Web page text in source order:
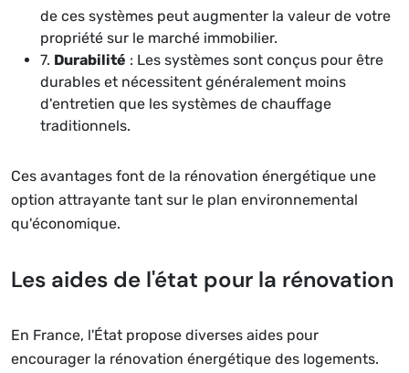
de ces systèmes peut augmenter la valeur de votre
propriété sur le marché immobilier.
7. Durabilité : Les systèmes sont conçus pour être
durables et nécessitent généralement moins
d'entretien que les systèmes de chauffage
traditionnels.
Ces avantages font de la rénovation énergétique une
option attrayante tant sur le plan environnemental
qu'économique.
Les aides de l'état pour la rénovation
En France, l'État propose diverses aides pour
encourager la rénovation énergétique des logements.